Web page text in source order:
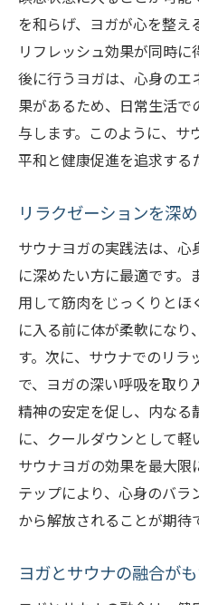
を和らげ、ヨガが心を整え
リフレッシュ効果が同時
後に行うヨガは、心身の
果があるため、日常生活
与します。このように、サ
平和と健康促進を追求する
リラクゼーションを深
サウナヨガの実践法は、
に深めたい方に最適です
用して筋肉をじっくりとほ
に入る前に体が柔軟になり
す。次に、サウナでのリラ
で、ヨガの深い呼吸を取り
精神の安定を促し、内なる
に、クールダウンとして軽
サウナヨガの効果を最大限
テップにより、心身のバ
から解放されることが期待
ヨガとサウナの融合が